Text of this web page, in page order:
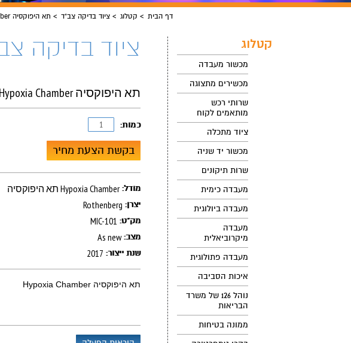
דף הבית קטלוג ציוד בדיקה צב"ד תא היפוקסיה Hypoxia Chamber
קטלוג
מכשור מעבדה
מכשירים מתצוגה
שרותי רכש
מותאמים לקוח
ציוד מתכלה
מכשור יד שניה
שרות תיקונים
מעבדה כימית
מעבדה ביולוגית
מעבדה
מיקרוביאלית
מעבדה פתולוגית
איכות הסביבה
נוהל 126 של משרד
הבריאות
ממונה בטיחות
ציוד בדיקה
תא היפוקסיה Hypoxia Chamber
כמות:
בקשת הצעת מחיר
מודל: תא היפוקסיה Hypoxia Chamber
יצרן: Rothenberg
מק"ט: MIC-101
מצב: As new
שנת ייצור: 2017
תא היפוקסיה Hypoxia Chamber